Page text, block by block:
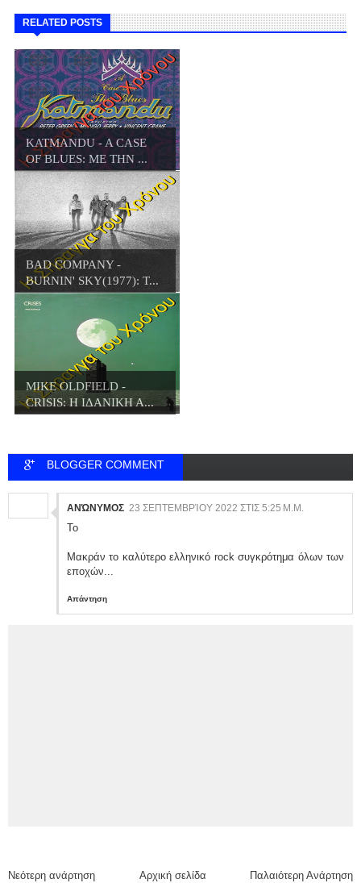
RELATED POSTS
KATMANDU - A CASE
OF BLUES: ΜΕ ΤΗΝ ...
BAD COMPANY -
BURNIN' SKY(1977): Τ...
MIKE OLDFIELD -
CRISIS: Η ΙΔΑΝΙΚΗ Α...
BLOGGER COMMENT
ΑΝΏΝΥΜΟΣ 23 ΣΕΠΤΕΜΒΡΊΟΥ 2022 ΣΤΙΣ 5:25 Μ.Μ.
Το
Μακράν το καλύτερο ελληνικό rock συγκρότημα όλων των
εποχών...
Απάντηση
Νεότερη ανάρτηση Παλαιότερη Ανάρτηση
Αρχική σελίδα